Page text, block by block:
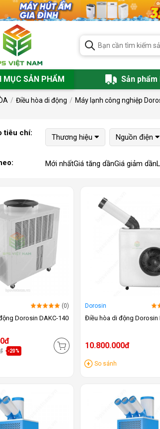
MỤC SẢN PHẨM Sản phẩm
Điều hòa di động Máy lạnh công nghiệp
tiêu chí: Thương hiệu Nguồn điện
Mới nhấtGiá tăng dầnGiá giảm dần
(0)
Dorosin DAKC-140
-20%
Dorosin
Điều hòa di động Dorosin
10.800.000đ
So sánh